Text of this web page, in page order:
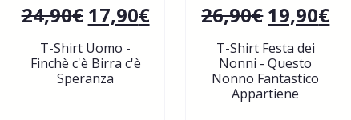
24,90€ 17,90€
T-Shirt Uomo -
Finchè c'è Birra c'è
Speranza
26,90€ 19,90€
T-Shirt Festa dei
Nonni - Questo
Nonno Fantastico
Appartiene